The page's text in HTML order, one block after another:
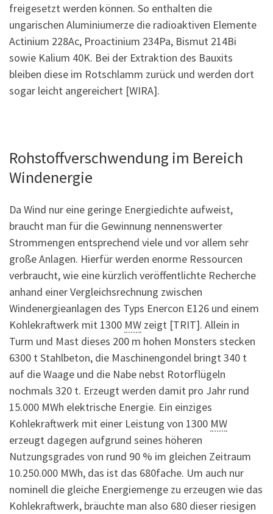
freigesetzt werden können. So enthalten die
ungarischen Aluminiumerze die radioaktiven Elemente
Actinium 228Ac, Proactinium 234Pa, Bismut 214Bi
sowie Kalium 40K. Bei der Extraktion des Bauxits
bleiben diese im Rotschlamm zurück und werden dort
sogar leicht angereichert [WIRA].
Rohstoffverschwendung im Bereich
Windenergie
Da Wind nur eine geringe Energiedichte aufweist,
braucht man für die Gewinnung nennenswerter
Strommengen entsprechend viele und vor allem sehr
große Anlagen. Hierfür werden enorme Ressourcen
verbraucht, wie eine kürzlich veröffentlichte Recherche
anhand einer Vergleichsrechnung zwischen
Windenergieanlagen des Typs Enercon E126 und einem
Kohlekraftwerk mit 1300 MW zeigt [TRIT]. Allein in
Turm und Mast dieses 200 m hohen Monsters stecken
6300 t Stahlbeton, die Maschinengondel bringt 340 t
auf die Waage und die Nabe nebst Rotorflügeln
nochmals 320 t. Erzeugt werden damit pro Jahr rund
15.000 MWh elektrische Energie. Ein einziges
Kohlekraftwerk mit einer Leistung von 1300 MW
erzeugt dagegen aufgrund seines höheren
Nutzungsgrades von rund 90 % im gleichen Zeitraum
10.250.000 MWh, das ist das 680fache. Um auch nur
nominell die gleiche Energiemenge zu erzeugen wie das
Kohlekraftwerk, bräuchte man also 680 dieser riesigen